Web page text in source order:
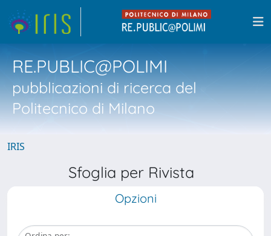
RE.PUBLIC@POLIMI
pubblicazioni di ricerca del
Politecnico di Milano
IRIS
Sfoglia per Rivista
Opzioni